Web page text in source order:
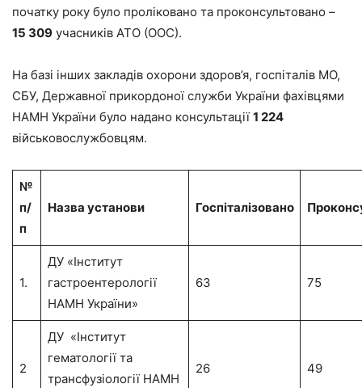
початку року було проліковано та проконсультовано –
15 309 учасників АТО (ООС).
На базі інших закладів охорони здоров’я, госпіталів МО,
СБУ, Державної прикордоної служби України фахівцями
НАМН України було надано консультації 1 224
військовослужбовцям.
№
п/
п
Назва установи Госпіталізовано
1.
ДУ «Інститут
гастроентерології
НАМН України»
63 75
2
ДУ «Інститут
гематології та
трансфузіології НАМН
26 49